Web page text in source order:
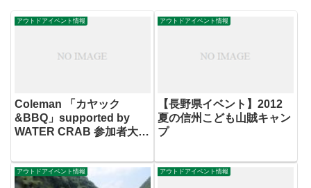
アウトドアイベント情報
Coleman 「カヤック
&BBQ」supported by
WATER CRAB 参加者大募
アウトドアイベント情報
【長野県イベント】2012
夏の信州こども山賊キャン
プ
アウトドアイベント情報 アウトドアイベント情報